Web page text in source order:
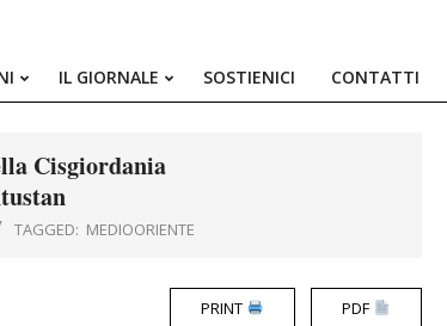
Primary
IL GIORNALE SOSTIENICI CONTATTI
Cisgiordania
TAGGED: MEDIOORIENTE
PRINT PDF